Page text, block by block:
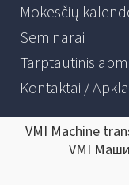
Mokesčių
Seminarai
Tarptautinis
Kontaktai /
VMI Machine
VMI